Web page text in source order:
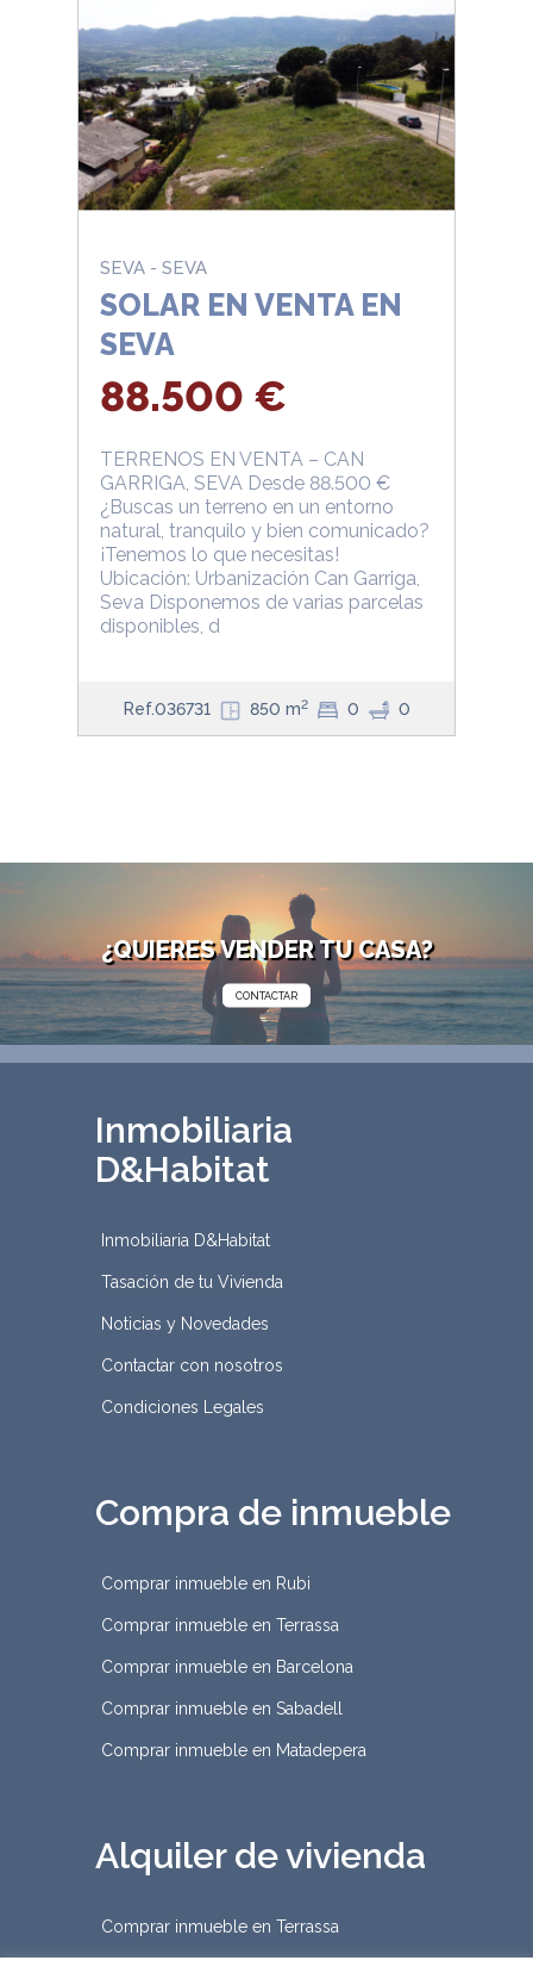
SEVA - SEVA
SOLAR EN VENTA EN
SEVA
88.500 €
TERRENOS EN VENTA – CAN
GARRIGA, SEVA Desde 88.500 €
¿Buscas un terreno en un entorno
natural, tranquilo y bien comunicado?
¡Tenemos lo que necesitas!
Ubicación: Urbanización Can Garriga,
Seva Disponemos de varias parcelas
disponibles, d
Ref.036731 850 m2 0 0
¿QUIERES VENDER TU CASA?
CONTACTAR
Inmobiliaria
D&Habitat
Inmobiliaria D&Habitat
Tasación de tu Vivienda
Noticias y Novedades
Contactar con nosotros
Condiciones Legales
Compra de inmueble
Comprar inmueble en Rubi
Comprar inmueble en Terrassa
Comprar inmueble en Barcelona
Comprar inmueble en Sabadell
Comprar inmueble en Matadepera
Alquiler de vivienda
Comprar inmueble en Terrassa